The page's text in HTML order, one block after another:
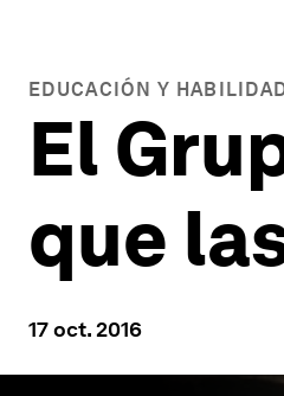
EDUCACIÓN Y
El
que
17 oct. 2016